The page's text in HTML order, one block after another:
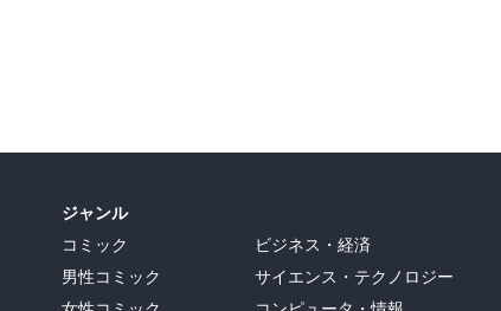
ジャンル
コミック
男性コミック
ビジネス・経済
サイエンス・テクノロジー